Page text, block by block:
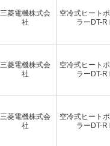
三菱電機株式会
社
空冷式ヒート
ラーDT-
三菱電機株式会
社
空冷式ヒート
ラーDT-
三菱電機株式会
社
空冷式ヒート
ラーDT-